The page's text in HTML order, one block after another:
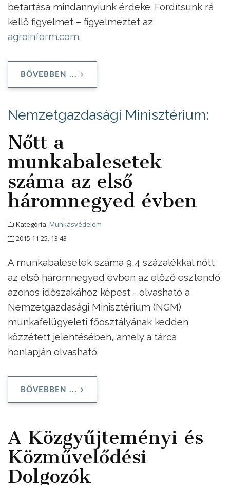
betartása mindannyiunk érdeke. Fordítsunk rá
kellő figyelmet – figyelmeztet az
agroinform.com.
BŐVEBBEN ...
Nemzetgazdasági Minisztérium:
Nőtt a
munkabalesetek
száma az első
háromnegyed évben
Kategória: Munkásvédelem
2015.11.25. 13:43
A munkabalesetek száma 9,4 százalékkal nőtt
az első háromnegyed évben az előző esztendő
azonos időszakához képest - olvasható a
Nemzetgazdasági Minisztérium (NGM)
munkafelügyeleti főosztályának kedden
közzétett jelentésében, amely a tárca
honlapján olvasható.
BŐVEBBEN ...
A Közgyűjteményi és
Közművelődési
Dolgozók